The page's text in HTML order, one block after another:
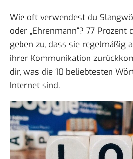
Wie oft verwendest du
oder „Ehrenmann“? 77 Prozent
geben zu, dass sie regelmäßig
ihrer Kommunikation
dir, was die 10 beliebtesten
Internet sind.